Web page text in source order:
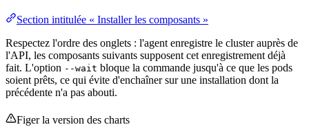
Section intitulée « Installer les composants »
Respectez l'ordre des onglets : l'agent enregistre le cluster auprès de
l'API, les composants suivants supposent cet enregistrement déjà
fait. L'option --wait bloque la commande jusqu'à ce que les pods
soient prêts, ce qui évite d'enchaîner sur une installation dont la
précédente n'a pas abouti.
Figer la version des charts